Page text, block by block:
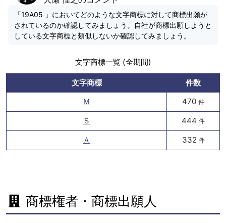
「19A05 」においてどのような文字商標に対して商標出願が
されているのか確認してみましょう。自社が商標出願しようと
している文字商標と類似しないか確認してみましょう。
文字商標一覧 (全期間)
文字商標
件数
Ｍ
470 件
Ｓ 444 件
Ａ 332 件
商標権者・商標出願人